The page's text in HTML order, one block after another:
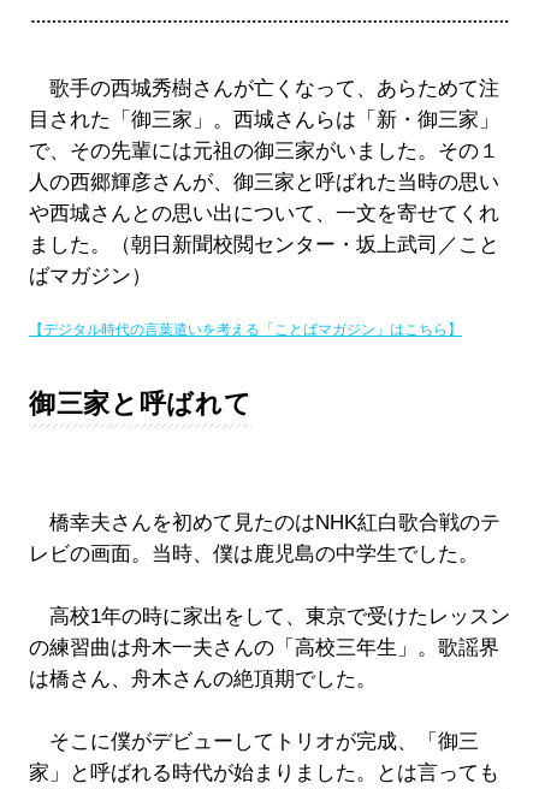
歌手の西城秀樹さんが亡くなって、あらためて注
目された「御三家」。西城さんらは「新・御三家」
で、その先輩には元祖の御三家がいました。その１
人の西郷輝彦さんが、御三家と呼ばれた当時の思い
や西城さんとの思い出について、一文を寄せてくれ
ました。（朝日新聞校閲センター・坂上武司／こと
ばマガジン）
【デジタル時代の言葉遣いを考える「ことばマガジン」はこちら】
御三家と呼ばれて
橋幸夫さんを初めて見たのはNHK紅白歌合戦のテ
レビの画面。当時、僕は鹿児島の中学生でした。
高校1年の時に家出をして、東京で受けたレッスン
の練習曲は舟木一夫さんの「高校三年生」。歌謡界
は橋さん、舟木さんの絶頂期でした。
そこに僕がデビューしてトリオが完成、「御三
家」と呼ばれる時代が始まりました。とは言っても